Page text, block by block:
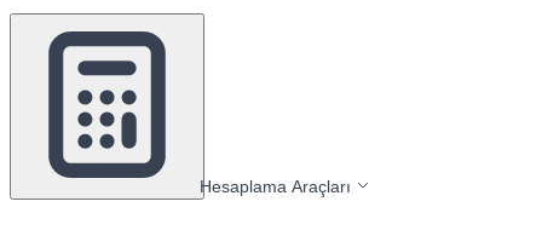
Hesaplama Araçları